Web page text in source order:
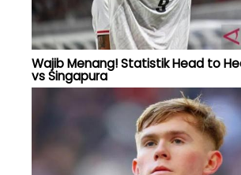
Wajib Menang! Statistik Head to
vs Singapura